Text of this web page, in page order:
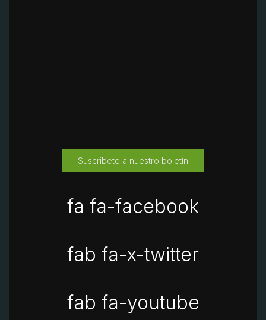
Suscribete a nuestro boletín
fa fa-facebook
fab fa-x-twitter
fab fa-youtube